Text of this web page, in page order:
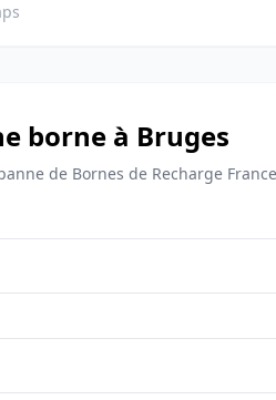
borne à Bruges
de Bornes de Recharge